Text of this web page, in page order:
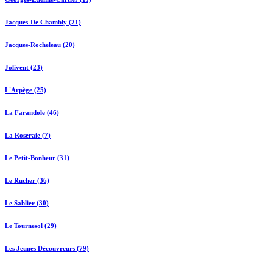
Jacques-De Chambly (21)
Jacques-Rocheleau (20)
Jolivent (23)
L'Arpège (25)
La Farandole (46)
La Roseraie (7)
Le Petit-Bonheur (31)
Le Rucher (36)
Le Sablier (30)
Le Tournesol (29)
Les Jeunes Découvreurs (79)